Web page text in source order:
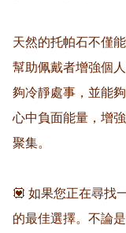
天然的托帕石不僅
幫助佩戴者增強個
夠冷靜處事，並能
心中負面能量，增
聚集。
💟 如果您正在尋找
的最佳選擇。不論